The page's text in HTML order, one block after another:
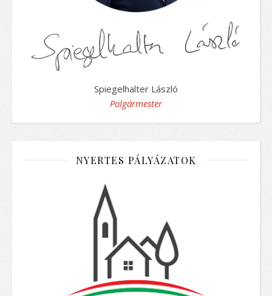
Spiegelhalter László
Polgármester
NYERTES PÁLYÁZATOK